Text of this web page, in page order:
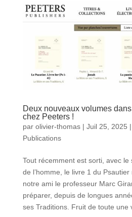
Deux nouveaux volumes
chez Peeters !
par olivier-thomas| Juil 25, 2025 |
Publications
Tout récemment est sorti, avec
de l’homme, le livre 1 du
notre ami le professeur Marc
préparer, depuis de longues
ses Traditions. Fruit de toute une